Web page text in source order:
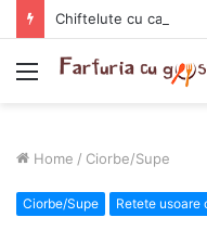
Chiftelute cu cartofi si
Menu
Home / Ciorbe/Supe
Ciorbe/Supe Retete usoare